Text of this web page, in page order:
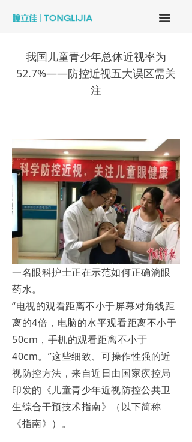
끀
我国儿童青少年总体近视率为
52.7%——防控近视五大误区需关
注
一名眼科护士正在示范如何正确滴眼
药水。
“电视的观看距离不小于屏幕对角线距
离的4倍，电脑的水平观看距离不小于
50cm，手机的观看距离不小于
40cm。”这些细致、可操作性强的近
视防控方法，来自近日由国家疾控局
印发的《儿童青少年近视防控公共卫
生综合干预技术指南》（以下简称
《指南》）。